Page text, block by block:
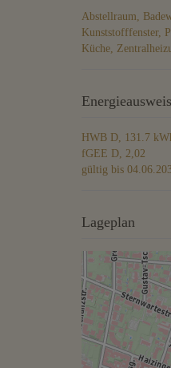
Abstellraum
Kunststofffenster
Küche
Energieausweis
HWB D, 131.7
fGEE D, 2,02
gültig bis
Lageplan